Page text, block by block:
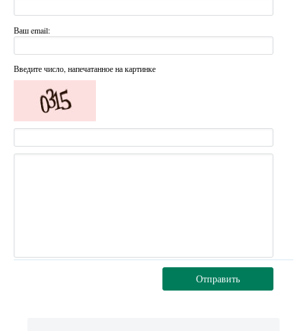
Ваш email:
Введите число, напечатанное на картинке
Отправить